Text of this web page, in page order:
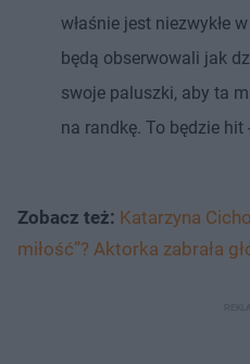
właśnie jest niezwykłe
będą obserwowali jak
swoje paluszki, aby ta
na randkę. To będzie
Zobacz też: Katarzyna
miłość”? Aktorka zabrała